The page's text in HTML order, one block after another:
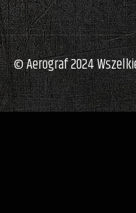
© Aerograf 2024